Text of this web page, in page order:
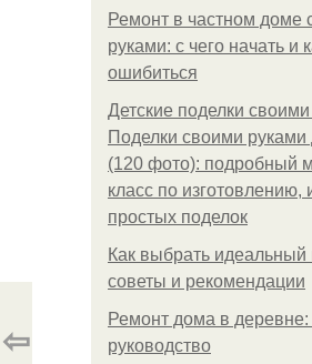
Ремонт в частном доме
руками: с чего начать и
ошибиться
Детские поделки
Поделки своими руками
(120 фото): подробный
класс по изготовлению,
простых поделок
Как выбрать
советы и рекомендации
Ремонт дома в деревне:
руководство
⇦